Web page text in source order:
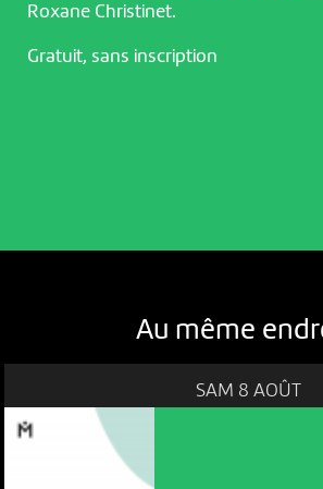
Roxane Christinet.
Gratuit, sans inscription
Au même
SAM 8 AOÛT